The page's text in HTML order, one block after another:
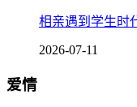
相亲遇到学生时
2026-07-11
爱情